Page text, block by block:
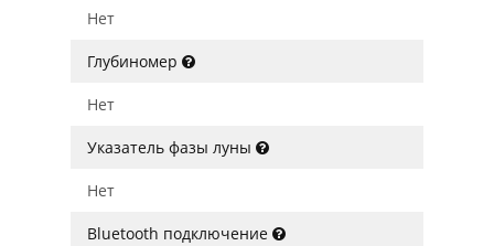
Нет
Глубиномер
Нет
Указатель фазы луны
Нет
Bluetooth подключение